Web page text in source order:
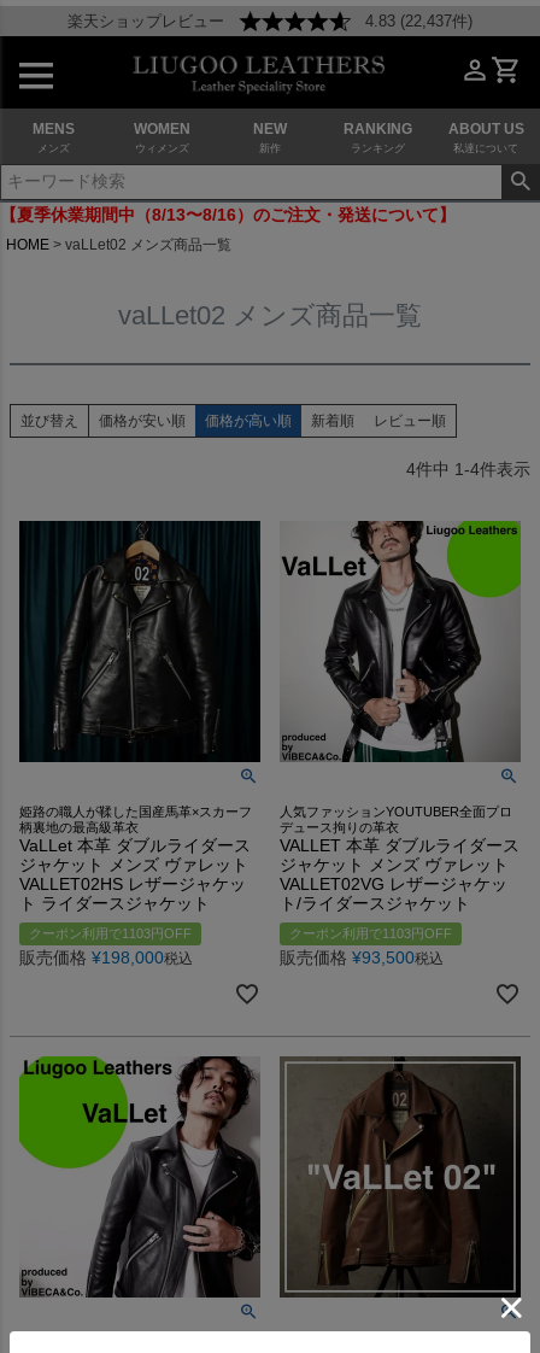
楽天ショップレビュー 4.83 (22,437件)
MENS
メンズ
WOMEN
ウィメンズ
NEW
新作
RANKING
ランキング
ABOUT US
私達について
【夏季休業期間中（8/13〜8/16）のご注文・発送について】
HOME vaLLet02 メンズ商品一覧
vaLLet02 メンズ商品一覧
並び替え 価格が安い順 価格が高い順 新着順 レビュー順
4件中 1-4件表示
姫路の職人が鞣した国産馬革×スカーフ
柄裏地の最高級革衣
VaLLet 本革 ダブルライダース
ジャケット メンズ ヴァレット
VALLET02HS レザージャケッ
ト ライダースジャケット
クーポン利用で1103円OFF
販売価格 ¥198,000税込
人気ファッションYOUTUBER全面プロ
デュース拘りの革衣
VALLET 本革 ダブルライダース
ジャケット メンズ ヴァレット
VALLET02VG レザージャケッ
ト/ライダースジャケット
クーポン利用で1103円OFF
販売価格 ¥93,500税込